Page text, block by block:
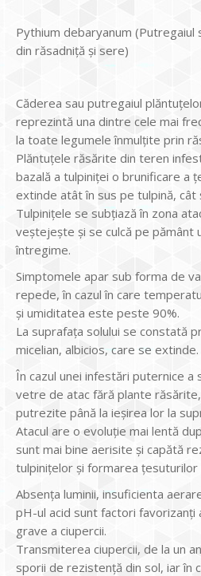
Pythium debaryanum (Putregaiul
din răsadniță și sere)
Căderea sau putregaiul
reprezintă una dintre cele mai
la toate legumele înmulțite prin
Plăntuțele răsărite din teren
bazală a tulpiniței o brunificare a
extinde atât în sus pe tulpină, cât
Tulpinițele se subțiază în zona
veștejește și se culcă pe pământ
întregime.
Simptomele apar sub forma de
repede, în cazul în care
și umiditatea este peste 90%.
La suprafața solului se constată
micelian, albicios, care se extinde.
În cazul unei infestări puternice a
vetre de atac fără plante
putrezite până la ieșirea lor la
Atacul are o evoluție mai lentă
sunt mai bine aerisite și capătă
tulpinițelor și formarea
Absența luminii, insuficienta
pH-ul acid sunt factori favorizanți
grave a ciupercii.
Transmiterea ciupercii, de la un
sporii de rezistență din sol, iar în